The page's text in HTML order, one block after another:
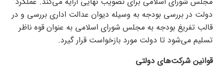
دولت در بررسی بودجه به وسیله دیوان عدالت اداری بررسی و در
قالب تفریغ بودجه به مجلس شورای اسلامی به عنوان قوه ناظر
تسلیم می‌شود تا دولت مورد بازخواست قرار گیرد.
قوانین شرکت‌های دولتی